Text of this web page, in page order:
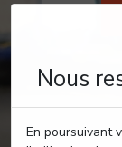
Nous
En poursuivant